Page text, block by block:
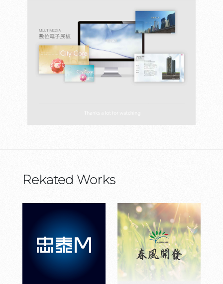
Rekated Works